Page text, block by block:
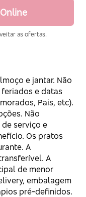
as ofertas.
e jantar. Não
e datas
Pais, etc).
Não
serviço e
Os pratos
A
A
de menor
embalagem
pré-definidos.